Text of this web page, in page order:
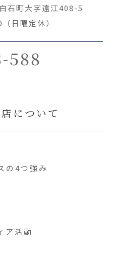
石町大字遠江408-5
日曜定休）
588
について
の4つ強み
ア活動